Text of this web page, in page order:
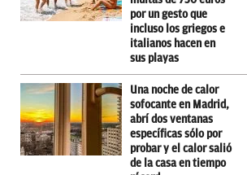
por un gesto que
incluso los griegos e
italianos hacen en
sus playas
Una noche de calor
sofocante en Madrid,
abrí dos ventanas
específicas sólo por
probar y el calor salió
de la casa en tiempo